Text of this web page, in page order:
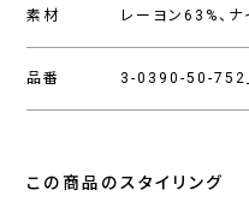
素材 レーヨン63%、
品番 3-0390-50-
この商品のスタイリング